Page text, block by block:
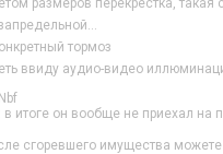
тормоз
ввиду аудио-видео
итоге он вообще не приехал на
сгоревшего имущества можете